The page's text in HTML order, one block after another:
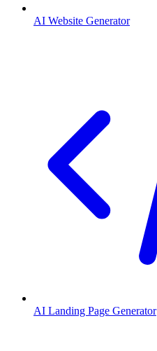
AI Website Generator
AI Landing Page Generator